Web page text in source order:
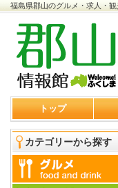
福島県郡山のグルメ・求人・
トップ
カテゴリーから探す